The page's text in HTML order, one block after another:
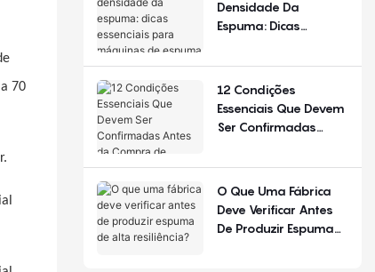
70
Densidade Da
Espuma: Dicas
Máquinas De Espuma
De Poliuretano
12 Condições
Essenciais Que Devem
Ser Confirmadas
Equipamentos Para
O Que Uma Fábrica
Deve Verificar Antes
De Produzir Espuma